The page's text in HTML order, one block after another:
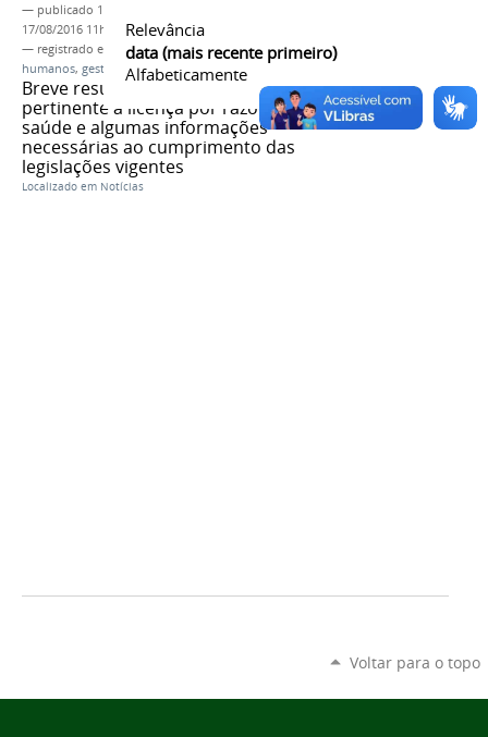
Relevância
data (mais recente primeiro)
Alfabeticamente
— publicado 17/08/2016
17/08/2016 11h42
— registrado em:
licença ,servidor,saúde,recursos
humanos, gestão de pessoas
Breve resumo sobre a legislação
pertinente à licença por razões de
saúde e algumas informações
necessárias ao cumprimento das
legislações vigentes
Localizado em Notícias
Voltar para o topo